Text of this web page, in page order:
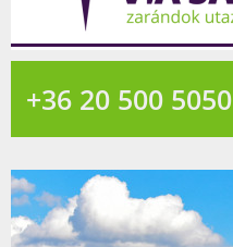
+36 20 500 5050